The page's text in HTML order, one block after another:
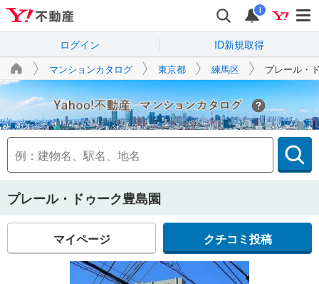
i
ログイン ID新規取得
マンションカタログ 東京都 練馬区 プレール・
Yahoo!不動産
プレール・ドゥーク豊島園
マイページ クチコミ投稿